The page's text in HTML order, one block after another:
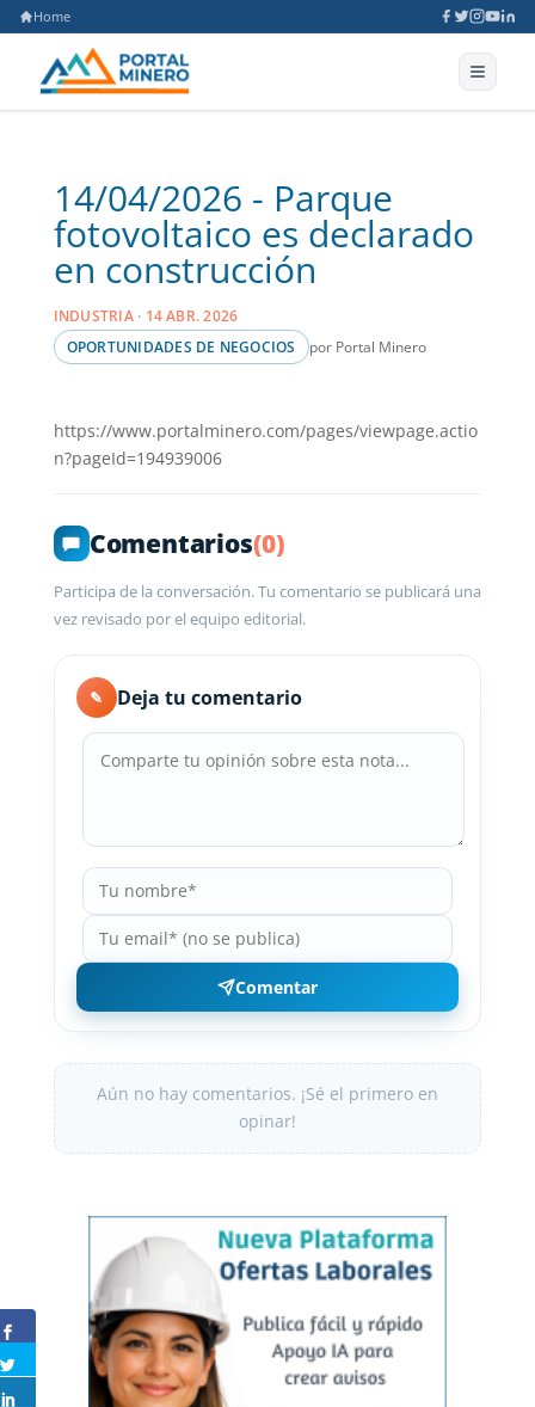
Home
14/04/2026 - Parque
fotovoltaico es declarado
en construcción
INDUSTRIA · 14 ABR. 2026
OPORTUNIDADES DE NEGOCIOS
por Portal Minero
https://www.portalminero.com/pages/viewpage.actio
n?pageId=194939006
Comentarios(0)
Participa de la conversación. Tu comentario se publicará una
vez revisado por el equipo editorial.
✎ Deja tu comentario
Comentar
Aún no hay comentarios. ¡Sé el primero en
opinar!